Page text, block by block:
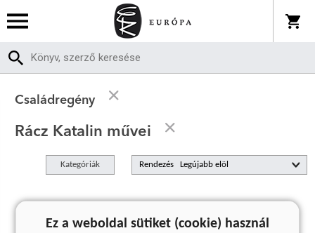
Családregény
Rácz Katalin művei
Kategóriák Rendezés
A keresett kifejezésre nincs találat
Ez a weboldal sütiket (cookie) használ